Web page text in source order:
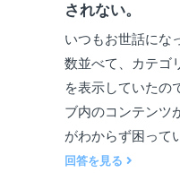
されない。
いつもお世話にな
数並べて、カテゴ
を表示していたの
ブ内のコンテンツ
がわからず困って
回答を見る